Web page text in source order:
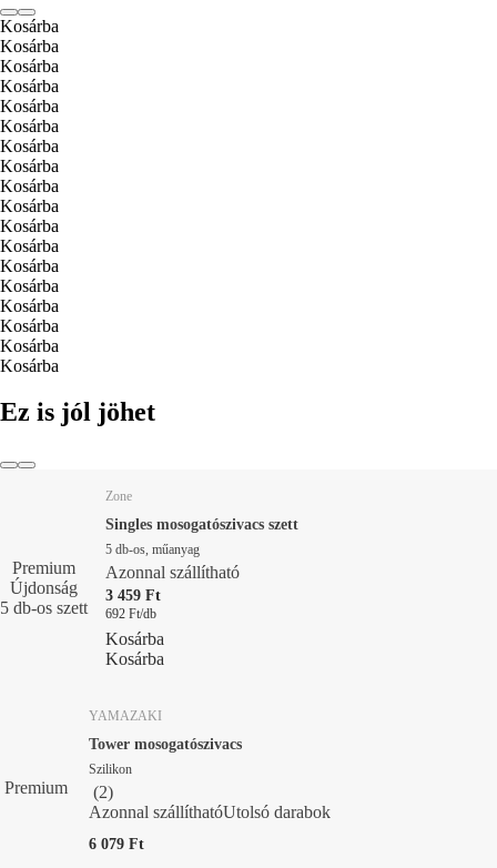
Kosárba
Kosárba
Kosárba
Kosárba
Kosárba
Kosárba
Kosárba
Kosárba
Kosárba
Kosárba
Kosárba
Kosárba
Kosárba
Kosárba
Kosárba
Kosárba
Kosárba
Kosárba
Ez is jól jöhet
Premium
Újdonság
5 db-os szett
Zone
Singles mosogatószivacs szett
5 db-os, műanyag
Azonnal szállítható
3 459 Ft
692 Ft/db
Kosárba
Kosárba
Premium
YAMAZAKI
Tower mosogatószivacs
Szilikon
(2)
Azonnal szállíthatóUtolsó darabok
6 079 Ft